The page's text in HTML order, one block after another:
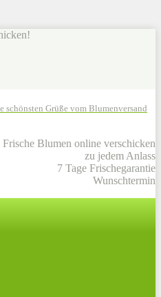
schönsten Grüße vom Blumenversand
Frische Blumen online verschicken
zu jedem Anlass
7 Tage Frischegarantie
Wunschtermin